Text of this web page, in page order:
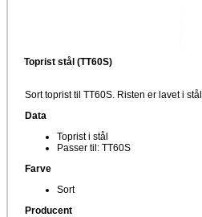
Toprist stål (TT60S)
Sort toprist til TT60S. Risten er lavet i stål.
Data
Toprist i stål
Passer til: TT60S
Farve
Sort
Producent